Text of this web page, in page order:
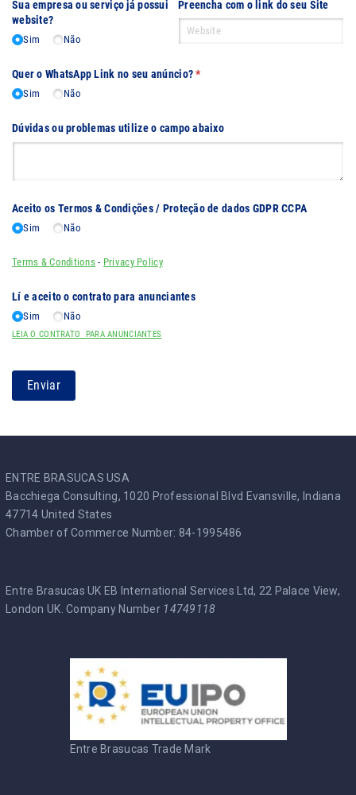
Sua empresa ou serviço já possui
website?
Sim Não
Preencha com o link do seu Site
Quer o WhatsApp Link no seu anúncio?*
(obrigatório)
Sim Não
Dúvidas ou problemas utilize o campo abaixo
Aceito os Termos & Condições /​ Proteção de dados GDPR CCPA
Sim Não
Terms & Conditions - Privacy Policy
Lí e aceito o contrato para anunciantes
Sim Não
LEIA O CONTRATO PARA ANUNCIANTES
Enviar
ENTRE BRASUCAS USA
Bacchiega Consulting, 1020 Professional Blvd Evansville, Indiana
47714 United States
Chamber of Commerce Number: 84-1995486
Entre Brasucas UK EB International Services Ltd, 22 Palace View,
London UK. Company Number 14749118
Entre Brasucas Trade Mark